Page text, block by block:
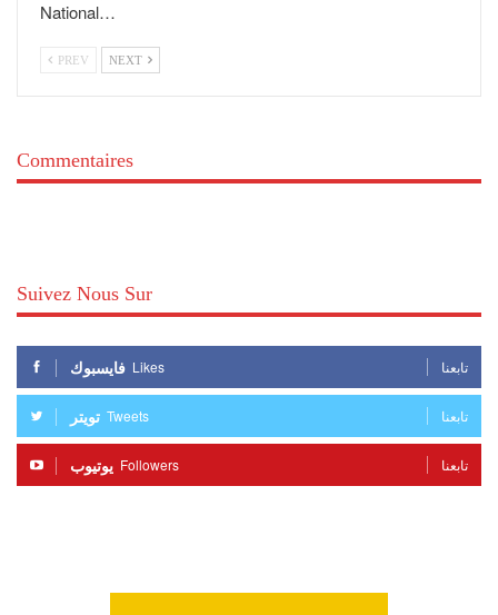
National…
PREV NEXT
Commentaires
Suivez Nous Sur
فايسبوك Likes تابعنا
تويتر Tweets تابعنا
يوتيوب Followers تابعنا